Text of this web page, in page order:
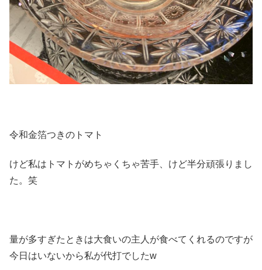
令和金箔つきのトマト
けど私はトマトがめちゃくちゃ苦手、けど半分頑張りまし
た。笑
量が多すぎたときは大食いの主人が食べてくれるのですが
今日はいないから私が代打でしたw